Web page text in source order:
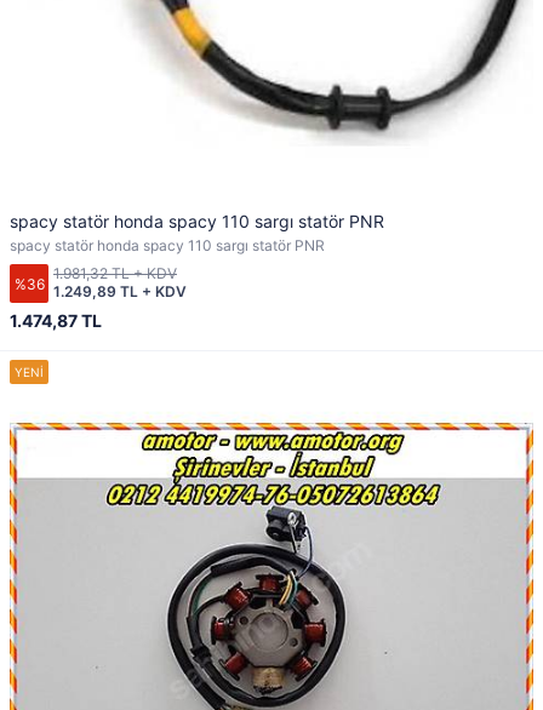
spacy statör honda spacy 110 sargı statör PNR
spacy statör honda spacy 110 sargı statör PNR
%36
1.474,87 TL
1.249,89 TL + KDV
1.981,32 TL + KDV